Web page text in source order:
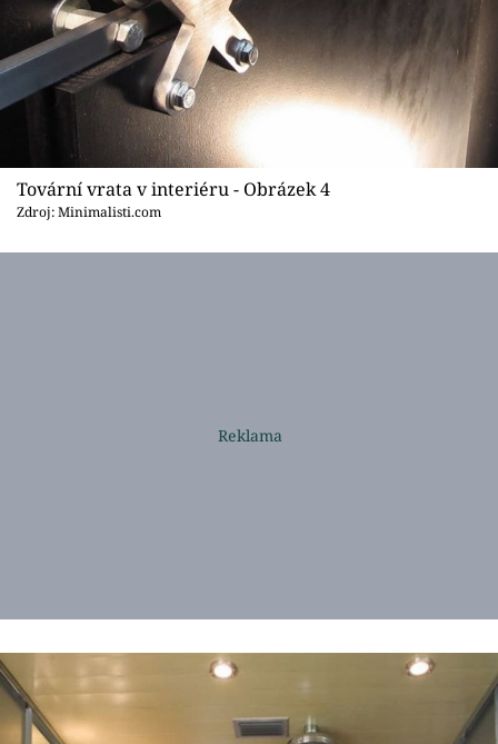
Tovární vrata v interiéru - Obrázek 4
Zdroj: Minimalisti.com